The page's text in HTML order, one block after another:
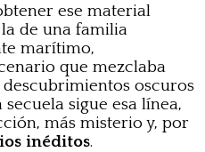
ese material
de una familia
marítimo,
que mezclaba
oscuros
sigue esa línea,
más misterio y, por
inéditos.